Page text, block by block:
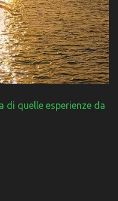
di quelle esperienze da